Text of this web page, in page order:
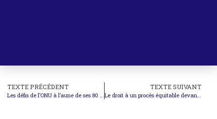
TEXTE PRÉCÉDENT
Les défis de l’ONU à l’aune de ses 80 ans. Réflexions critiques et perspectives
TEXTE SUIVANT
Le droit à un procès équitable devant les tribunaux administratifs internationaux